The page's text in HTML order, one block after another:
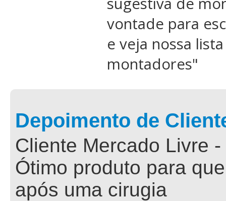
vontade para
e veja nossa
montadores"
Depoimento de
Cliente Mercado Livre
Ótimo produto para
após uma cirugia